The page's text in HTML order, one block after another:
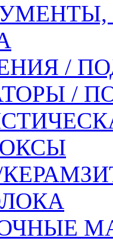
/
/